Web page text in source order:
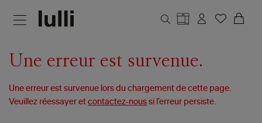
Une erreur est survenue.
Une erreur est survenue lors du chargement de cette page.
Veuillez réessayer etcontactez-nous si l’erreur persiste.